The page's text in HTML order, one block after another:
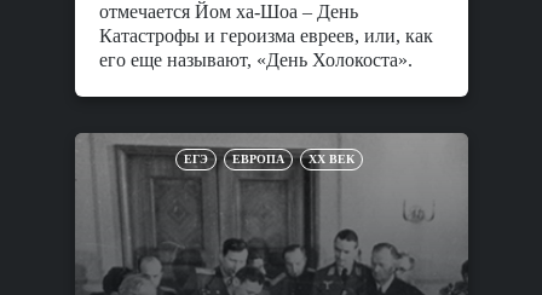
отмечается Йом ха-Шоа – День
Катастрофы и героизма евреев, или, как
его еще называют, «День Холокоста».
ЕГЭ ЕВРОПА XX ВЕК